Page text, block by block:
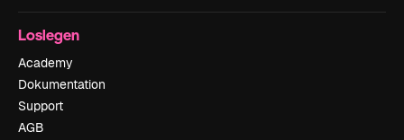
Loslegen
Academy
Dokumentation
Support
AGB